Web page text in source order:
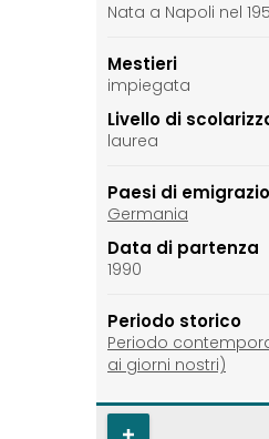
Nata a Napoli nel
Mestieri
impiegata
Livello di
laurea
Paesi di
Germania
Data di partenza
1990
Periodo storico
Periodo
ai giorni nostri)